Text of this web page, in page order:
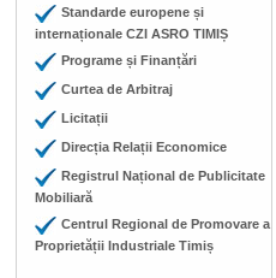
Standarde europene și
internaționale CZI ASRO TIMIȘ
Programe și Finanțări
Curtea de Arbitraj
Licitații
Direcția Relații Economice
Registrul Național de Publicitate
Mobiliară
Centrul Regional de Promovare a
Proprietății Industriale Timiș